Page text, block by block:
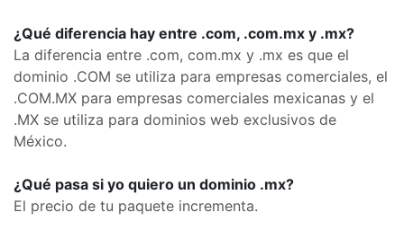
¿Qué diferencia hay entre .com, .com.mx y .mx?
La diferencia entre .com, com.mx y .mx es que el
dominio .COM se utiliza para empresas comerciales, el
.COM.MX para empresas comerciales mexicanas y el
.MX se utiliza para dominios web exclusivos de
México.
¿Qué pasa si yo quiero un dominio .mx?
El precio de tu paquete incrementa.